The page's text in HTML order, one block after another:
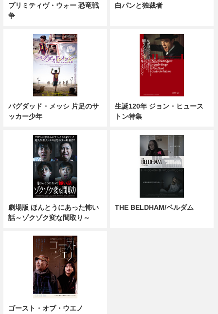
プリミティヴ・ウォー 恐竜戦
争
白パンと独裁者
バグダッド・メッシ 片足のサ
ッカー少年
生誕120年 ジョン・ヒュース
トン特集
劇場版 ほんとうにあった怖い
話～ゾクゾク変な間取り～
THE BELDHAM/ベルダム
ゴースト・オブ・ウエノ